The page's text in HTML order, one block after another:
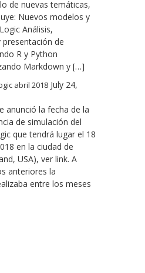
de nuevas temáticas,
Nuevos modelos y
Análisis,
de
R y Python
Markdown y […]
abril 2018 July 24,
anunció la fecha de la
de simulación del
que tendrá lugar el 18
en la ciudad de
USA), ver link. A
anteriores la
entre los meses